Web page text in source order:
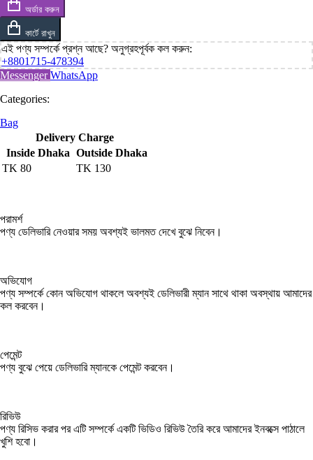
অর্ডার করুন
কার্টে রাখুন
এই পণ্য সম্পর্কে প্রশ্ন আছে? অনুগ্রহপূর্বক কল করুন:
+8801715-478394
MessengerWhatsApp
Categories:
Bag
Delivery Charge
Inside Dhaka Outside Dhaka
TK 80 TK 130
পরামর্শ
পণ্য ডেলিভারি নেওয়ার সময় অবশ্যই ভালমত দেখে বুঝে নিবেন।
অভিযোগ
পণ্য সম্পর্কে কোন অভিযোগ থাকলে অবশ্যই ডেলিভারী ম্যান সাথে থাকা অবস্থায় আমাদের
কল করবেন।
পেমেন্ট
পণ্য বুঝে পেয়ে ডেলিভারি ম্যানকে পেমেন্ট করবেন।
রিভিউ
পণ্য রিসিভ করার পর এটি সম্পর্কে একটি ভিডিও রিভিউ তৈরি করে আমাদের ইনবক্সে পাঠালে
খুশি হবো।